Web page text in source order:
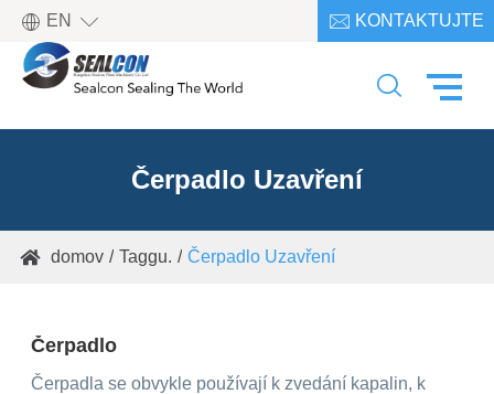
EN   KONTAKTUJTE

Čerpadlo Uzavření
 domov Taggu. Čerpadlo Uzavření
Čerpadlo
Čerpadla se obvykle používají k zvedání kapalin, k